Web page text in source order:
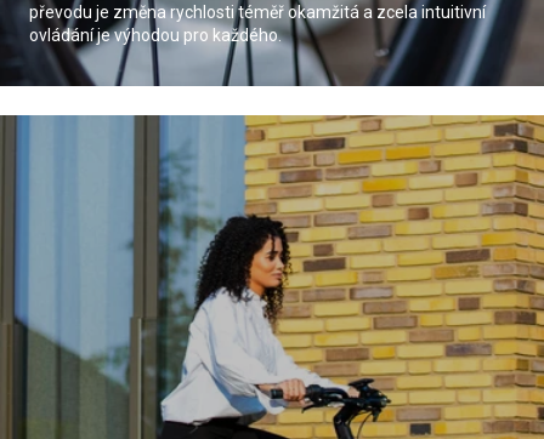
převodu je změna rychlosti téměř okamžitá a zcela intuitivní
ovládání je výhodou pro každého.